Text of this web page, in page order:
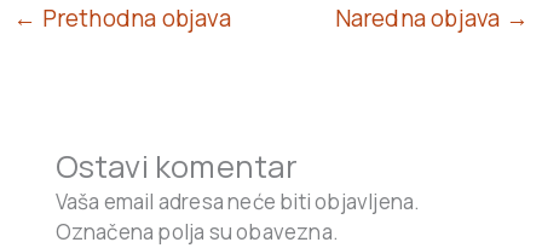
← Prethodna objava Naredna objava →
Ostavi komentar
Vaša email adresa neće biti objavljena.
Označena polja su obavezna.